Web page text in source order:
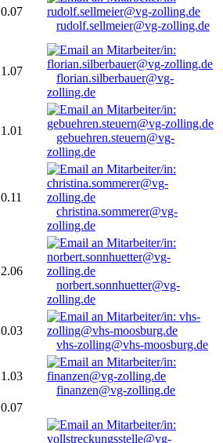
0.07
rudolf.sellmeier@vg-zolling.de
1.07
florian.silberbauer@vg-
zolling.de
1.01
gebuehren.steuern@vg-
zolling.de
0.11
christina.sommerer@vg-
zolling.de
2.06
norbert.sonnhuetter@vg-
zolling.de
0.03
vhs-zolling@vhs-moosburg.de
1.03
finanzen@vg-zolling.de
0.07